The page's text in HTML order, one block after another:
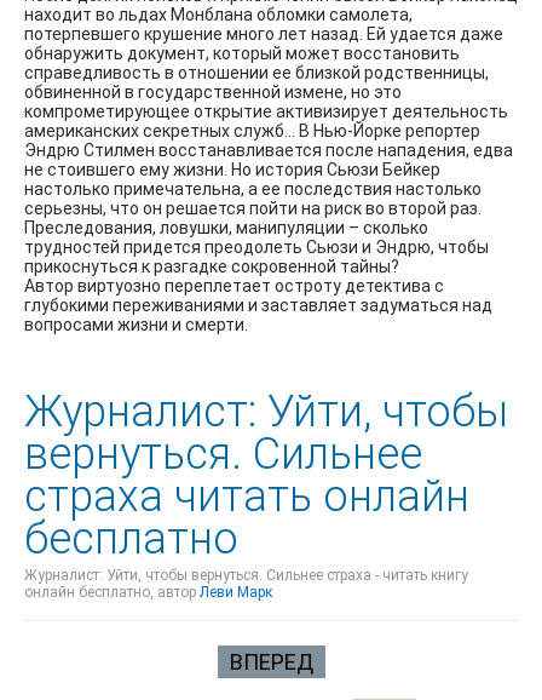
находит во льдах Монблана обломки самолета,
потерпевшего крушение много лет назад. Ей удается даже
обнаружить документ, который может восстановить
справедливость в отношении ее близкой родственницы,
обвиненной в государственной измене, но это
компрометирующее открытие активизирует деятельность
американских секретных служб… В Нью-Йорке репортер
Эндрю Стилмен восстанавливается после нападения, едва
не стоившего ему жизни. Но история Сьюзи Бейкер
настолько примечательна, а ее последствия настолько
серьезны, что он решается пойти на риск во второй раз.
Преследования, ловушки, манипуляции – сколько
трудностей придется преодолеть Сьюзи и Эндрю, чтобы
прикоснуться к разгадке сокровенной тайны?
Автор виртуозно переплетает остроту детектива с
глубокими переживаниями и заставляет задуматься над
вопросами жизни и смерти.
Журналист: Уйти, чтобы
вернуться. Сильнее
страха читать онлайн
бесплатно
Журналист: Уйти, чтобы вернуться. Сильнее страха - читать книгу
онлайн бесплатно, автор Леви Марк
ВПЕРЕД